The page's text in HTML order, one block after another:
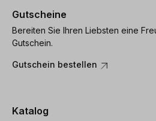
Gutscheine
Bereiten Sie Ihren Liebsten eine
Gutschein.
Gutschein bestellen
Katalog